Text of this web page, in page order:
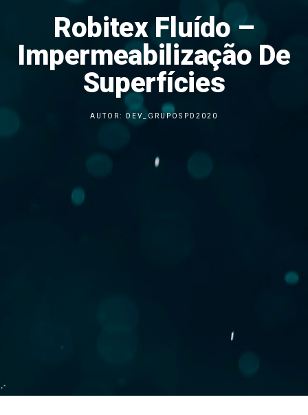
Robitex Fluído –
Impermeabilização De
Superfícies
AUTOR: DEV_GRUPOSPD2020